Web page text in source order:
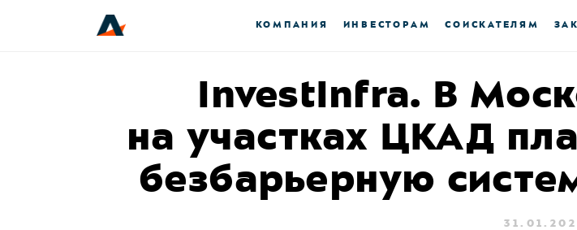
КОМПАНИЯ ИНВЕСТОРАМ СОИСКАТЕЛЯМ
InvestInfra. В
на участках ЦКАД
безбарьерную